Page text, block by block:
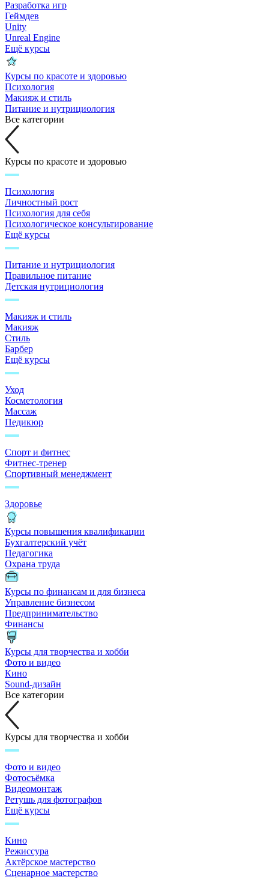
Разработка игр
Геймдев
Unity
Unreal Engine
Ещё курсы
Курсы по красоте и здоровью
Психология
Макияж и стиль
Питание и нутрициология
Все категории
Курсы по красоте и здоровью
Психология
Личностный рост
Психология для себя
Психологическое консультирование
Ещё курсы
Питание и нутрициология
Правильное питание
Детская нутрициология
Макияж и стиль
Макияж
Стиль
Барбер
Ещё курсы
Уход
Косметология
Массаж
Педикюр
Спорт и фитнес
Фитнес-тренер
Спортивный менеджмент
Здоровье
Курсы повышения квалификации
Бухгалтерский учёт
Педагогика
Охрана труда
Курсы по финансам и для бизнеса
Управление бизнесом
Предпринимательство
Финансы
Курсы для творчества и хобби
Фото и видео
Кино
Sound-дизайн
Все категории
Курсы для творчества и хобби
Фото и видео
Фотосъёмка
Видеомонтаж
Ретушь для фотографов
Ещё курсы
Кино
Режиссура
Актёрское мастерство
Сценарное мастерство